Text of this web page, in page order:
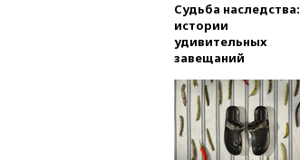
Судьба наследства:
истории
удивительных
завещаний